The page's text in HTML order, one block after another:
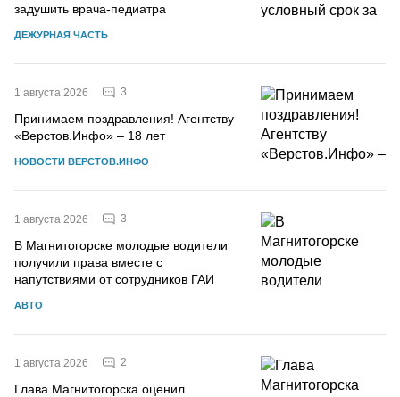
задушить врача-педиатра
ДЕЖУРНАЯ ЧАСТЬ
1 августа 2026 3
Принимаем поздравления! Агентству
«Верстов.Инфо» – 18 лет
НОВОСТИ ВЕРСТОВ.ИНФО
1 августа 2026 3
В Магнитогорске молодые водители
получили права вместе с
напутствиями от сотрудников ГАИ
АВТО
1 августа 2026 2
Глава Магнитогорска оценил